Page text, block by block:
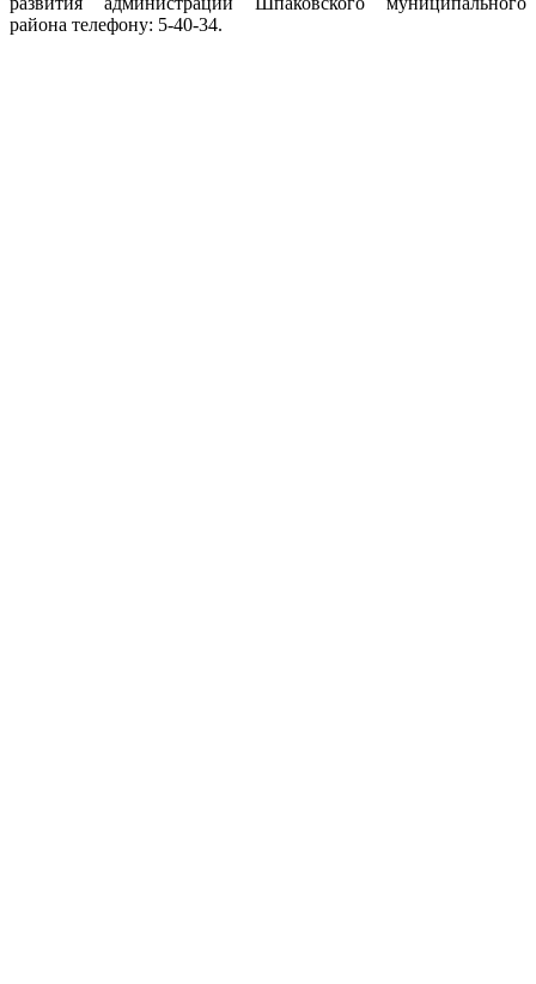
района телефону: 5-40-34.